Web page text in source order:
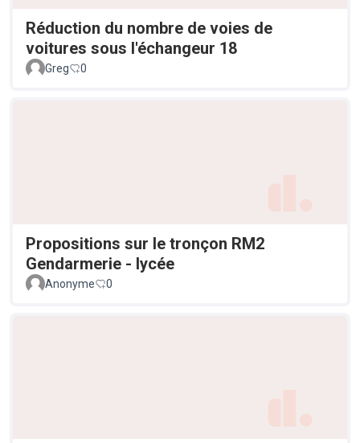
Réduction du nombre de voies de
voitures sous l'échangeur 18
Greg 0
Propositions sur le tronçon RM2
Gendarmerie - lycée
Anonyme 0